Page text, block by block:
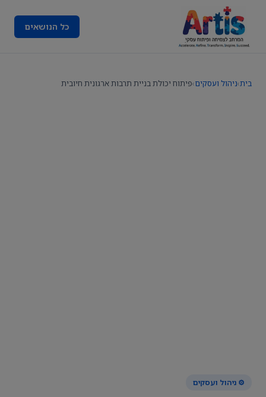
כל הנושאים
בית›ניהול ועסקים›פיתוח יכולת בניית תרבות ארגונית חיובית
⚙️ ניהול ועסקים